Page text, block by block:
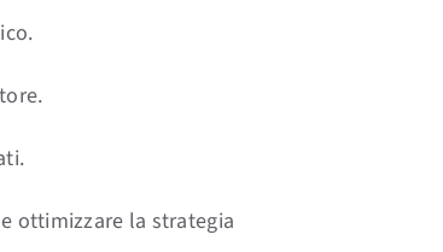
ottimizzare la strategia